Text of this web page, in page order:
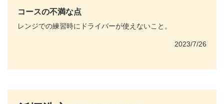
コースの不満な点
レンジでの練習時にドライバーが使えないこと。
2023/7/26